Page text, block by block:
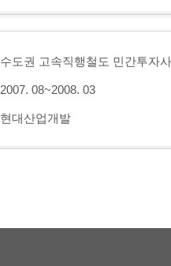
수도권 고속직행철도 민간투자
2007. 08~2008. 03
현대산업개발